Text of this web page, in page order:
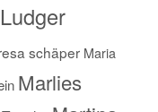
Ludger
schäper Maria
Marlies